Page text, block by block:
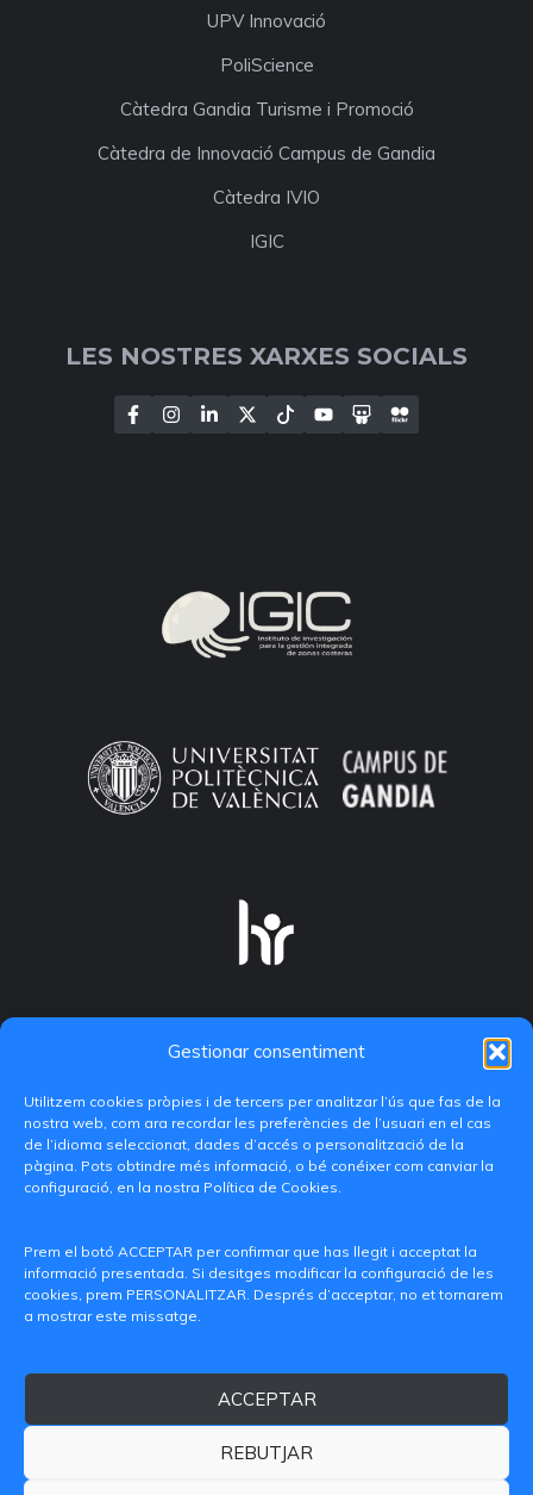
Gestionar consentiment
Utilitzem cookies pròpies i de tercers per analitzar l’ús que fas de la
nostra web, com ara recordar les preferències de l’usuari en el cas
de l’idioma seleccionat, dades d’accés o personalització de la
pàgina. Pots obtindre més informació, o bé conéixer com canviar la
configuració, en la nostra Política de Cookies.
Prem el botó ACCEPTAR per confirmar que has llegit i acceptat la
informació presentada. Si desitges modificar la configuració de les
cookies, prem PERSONALITZAR. Després d’acceptar, no et tornarem
a mostrar este missatge.
ACCEPTAR
REBUTJAR
UPV Innovació
PoliScience
Càtedra Gandia Turisme i Promoció
Càtedra de Innovació Campus de Gandia
Càtedra IVIO
IGIC
LES NOSTRES XARXES SOCIALS
C/ Paranimf, 1 - 46730 Grau de Gandia
+34 962849333
Avís legalPolítica de privacitat